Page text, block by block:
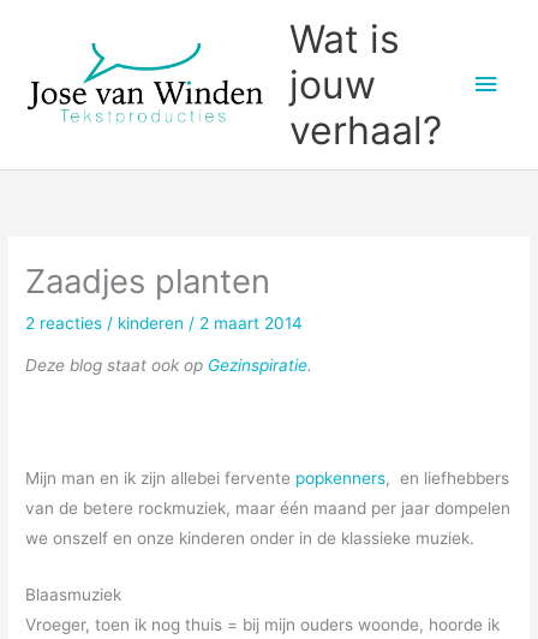
inhoud
Wat is
jouw
verhaal?
Zaadjes planten
2 reacties / kinderen / 2 maart 2014
Deze blog staat ook op Gezinspiratie.
Mijn man en ik zijn allebei fervente popkenners, en liefhebbers
van de betere rockmuziek, maar één maand per jaar dompelen
we onszelf en onze kinderen onder in de klassieke muziek.
Blaasmuziek
Vroeger, toen ik nog thuis = bij mijn ouders woonde, hoorde ik